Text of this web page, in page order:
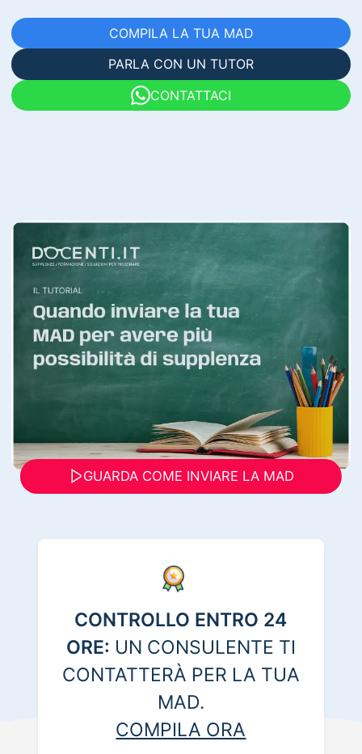
COMPILA LA TUA MAD
PARLA CON UN TUTOR
CONTATTACI
GUARDA COME INVIARE LA MAD
CONTROLLO ENTRO 24
ORE: UN CONSULENTE TI
CONTATTERÀ PER LA TUA
MAD.
COMPILA ORA